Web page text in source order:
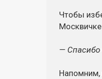
Чтобы
— Спасибо
Напомним,